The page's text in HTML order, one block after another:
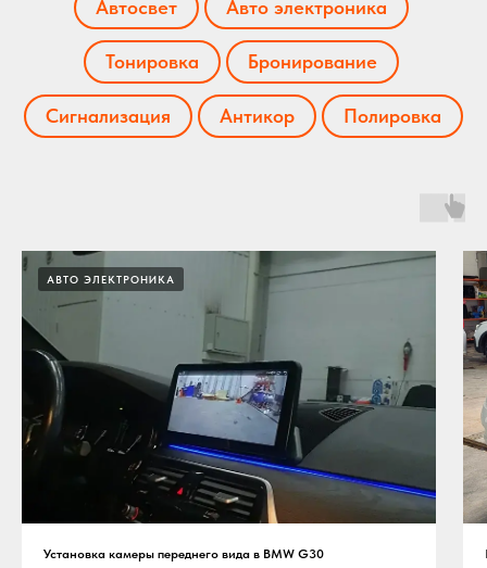
Автосвет Авто электроника
Тонировка Бронирование
Сигнализация Антикор Полировка
АВТО ЭЛЕКТРОНИКА
Установка камеры переднего вида в BMW G30